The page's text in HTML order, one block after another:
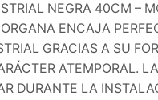
NEGRA 40CM –
ENCAJA
GRACIAS A SU
ATEMPORAL.
DURANTE LA